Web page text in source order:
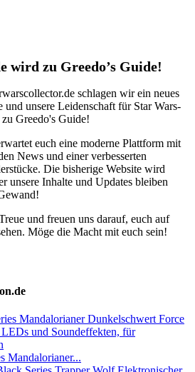
wird zu Greedo’s Guide!
schlagen wir ein neues
unsere Leidenschaft für Star Wars-
Greedo's Guide!
euch eine moderne Plattform mit
News und einer verbesserten
Die bisherige Website wird
unsere Inhalte und Updates bleiben
und freuen uns darauf, euch auf
Möge die Macht mit euch sein!
Mandalorianer...